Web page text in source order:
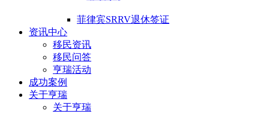
菲律宾SRRV退休签证
资讯中心
移民资讯
移民问答
亨瑞活动
成功案例
关于亨瑞
关于亨瑞